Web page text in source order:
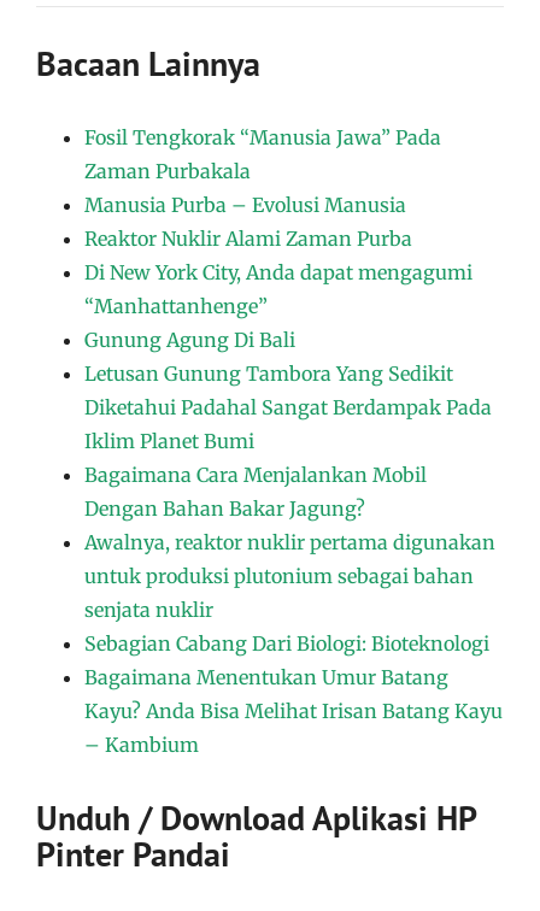
Bacaan Lainnya
Fosil Tengkorak “Manusia Jawa” Pada
Zaman Purbakala
Manusia Purba – Evolusi Manusia
Reaktor Nuklir Alami Zaman Purba
Di New York City, Anda dapat mengagumi
“Manhattanhenge”
Gunung Agung Di Bali
Letusan Gunung Tambora Yang Sedikit
Diketahui Padahal Sangat Berdampak Pada
Iklim Planet Bumi
Bagaimana Cara Menjalankan Mobil
Dengan Bahan Bakar Jagung?
Awalnya, reaktor nuklir pertama digunakan
untuk produksi plutonium sebagai bahan
senjata nuklir
Sebagian Cabang Dari Biologi: Bioteknologi
Bagaimana Menentukan Umur Batang
Kayu? Anda Bisa Melihat Irisan Batang Kayu
– Kambium
Unduh / Download Aplikasi HP
Pinter Pandai